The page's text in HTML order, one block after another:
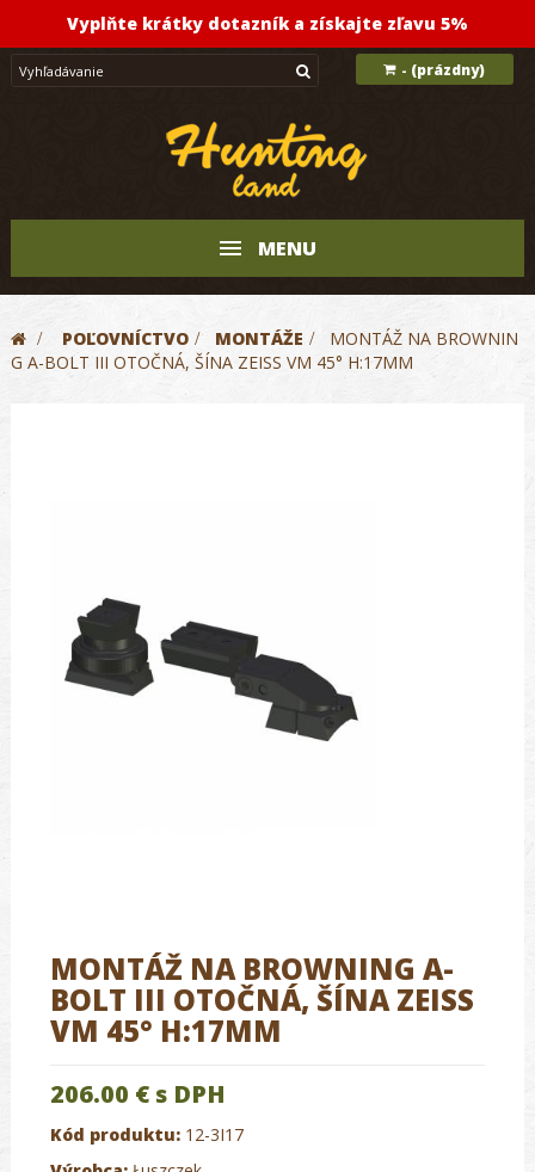
Vyplňte krátky dotazník a získajte zľavu 5%
- (prázdny)
MENU
> POĽOVNÍCTVO > MONTÁŽE >
MONTÁŽ NA BROWNIN
G A-BOLT III OTOČNÁ, ŠÍNA ZEISS VM 45° H:17MM
MONTÁŽ NA BROWNING A-
BOLT III OTOČNÁ, ŠÍNA ZEISS
VM 45° H:17MM
206.00 € s DPH
Kód produktu: 12-3I17